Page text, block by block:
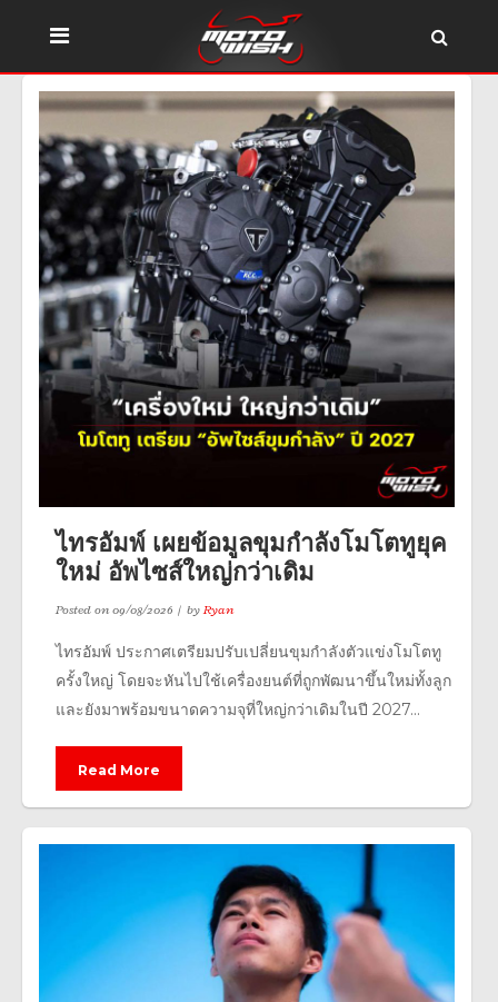
ไทรอัมพ์ เผยข้อมูลขุมกำลังโมโตทูยุค
ใหม่ อัพไซส์ใหญ่กว่าเดิม
Posted on09/08/2026 byRyan
ไทรอัมพ์ ประกาศเตรียมปรับเปลี่ยนขุมกำลังตัวแข่งโมโตทู
ครั้งใหญ่ โดยจะหันไปใช้เครื่องยนต์ที่ถูกพัฒนาขึ้นใหม่ทั้งลูก
และยังมาพร้อมขนาดความจุที่ใหญ่กว่าเดิมในปี 2027...
Read More